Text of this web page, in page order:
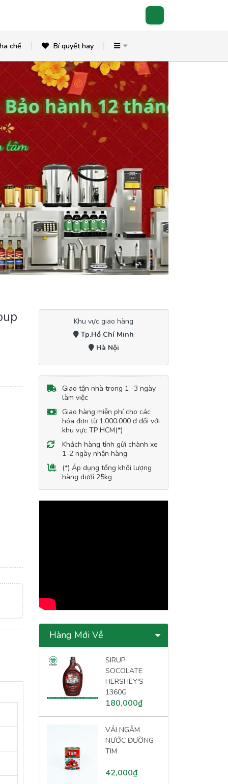
chế Bí quyết hay
Khu vực giao hàng
Tp.Hồ Chí Minh
Hà Nội
Giao tận nhà trong 1 -3 ngày
làm việc
Giao hàng miễn phí cho các
hóa đơn từ 1.000.000 đ đối với
khu vực TP HCM(*)
Khách hàng tỉnh gửi chành xe
1-2 ngày nhận hàng.
(*) Áp dụng tổng khối lượng
hàng dưới 25kg
Hàng Mới Về
SIRUP
SOCOLATE
HERSHEY'S
1360G
180,000₫
VẢI NGÂM
NƯỚC ĐƯỜNG
TIM
42,000₫